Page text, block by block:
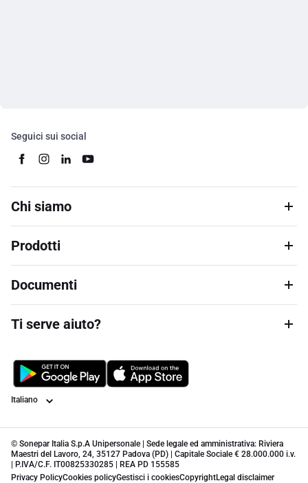
Seguici sui social
Chi siamo
Prodotti
Documenti
Ti serve aiuto?
Lingua
© Sonepar Italia S.p.A Unipersonale | Sede legale ed amministrativa: Riviera
Maestri del Lavoro, 24, 35127 Padova (PD) | Capitale Sociale € 28.000.000 i.v.
| P.IVA/C.F. IT00825330285 | REA PD 155585
Privacy PolicyCookies policyGestisci i cookiesCopyrightLegal disclaimer